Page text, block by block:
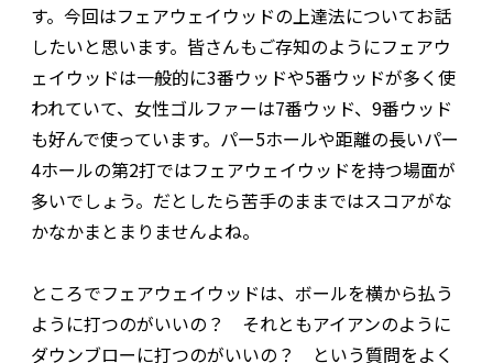
す。今回はフェアウェイウッドの上達法についてお話
したいと思います。皆さんもご存知のようにフェアウ
ェイウッドは一般的に3番ウッドや5番ウッドが多く使
われていて、女性ゴルファーは7番ウッド、9番ウッド
も好んで使っています。パー5ホールや距離の長いパー
4ホールの第2打ではフェアウェイウッドを持つ場面が
多いでしょう。だとしたら苦手のままではスコアがな
かなかまとまりませんよね。
ところでフェアウェイウッドは、ボールを横から払う
ように打つのがいいの？ それともアイアンのように
ダウンブローに打つのがいいの？ という質問をよく